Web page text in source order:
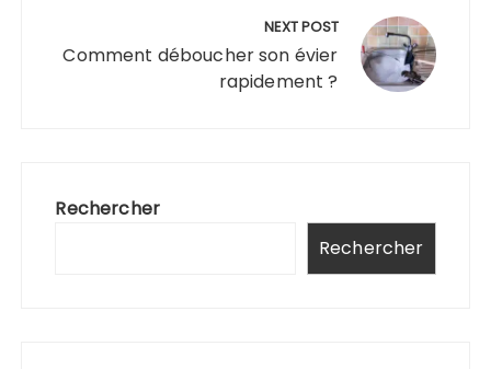
NEXT POST
Comment déboucher son évier
rapidement ?
Rechercher
Rechercher